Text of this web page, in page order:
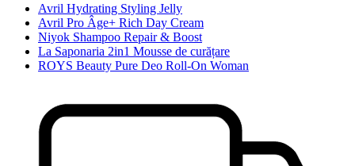
Avril Hydrating Styling Jelly
Avril Pro Âge+ Rich Day Cream
Niyok Shampoo Repair & Boost
La Saponaria 2in1 Mousse de curățare
ROYS Beauty Pure Deo Roll-On Woman